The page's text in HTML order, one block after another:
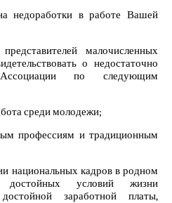
недоработки в работе Вашей
малочисленных
о недостаточно
по следующим
среди молодежи;
профессиям и традиционным
национальных кадров в родном
условий жизни
заработной платы,